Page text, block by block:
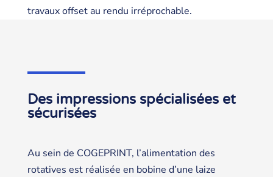
travaux offset au rendu irréprochable.
Des impressions spécialisées et
sécurisées
Au sein de COGEPRINT, l’alimentation des
rotatives est réalisée en bobine d’une laize